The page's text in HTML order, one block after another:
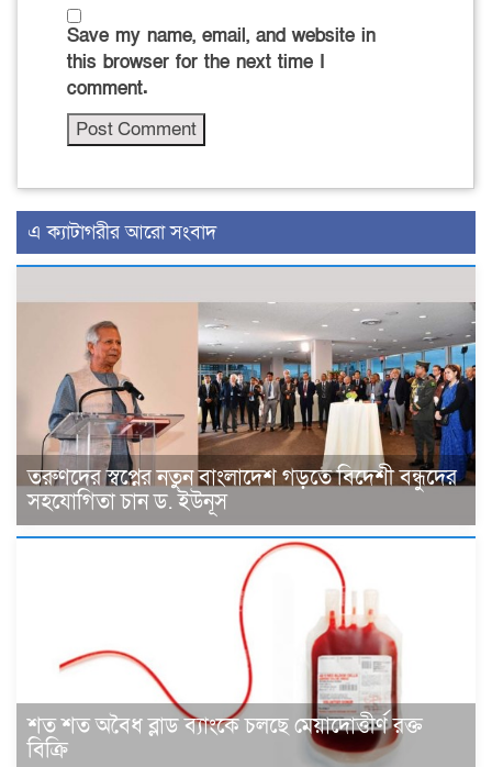
Save my name, email, and website in
this browser for the next time I
comment.
এ ক্যাটাগরীর আরো সংবাদ
তরুণদের স্বপ্নের নতুন বাংলাদেশ গড়তে বিদেশী বন্ধুদের
সহযোগিতা চান ড. ইউনূস
শত শত অবৈধ ব্লাড ব্যাংকে চলছে মেয়াদোত্তীর্ণ রক্ত
বিক্রি